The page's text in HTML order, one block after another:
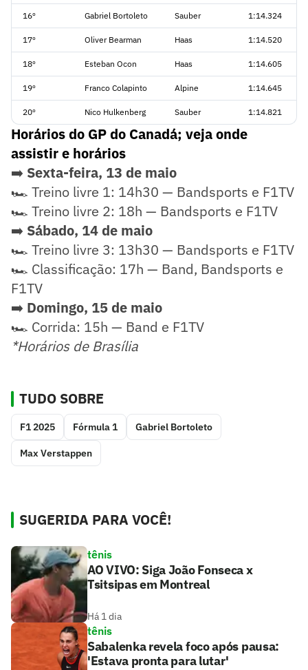
16º Gabriel Bortoleto Sauber 1:14.324
17º Oliver Bearman Haas 1:14.520
18º Esteban Ocon Haas 1:14.605
19º Franco Colapinto Alpine 1:14.645
20º Nico Hulkenberg Sauber 1:14.821
Horários do GP do Canadá; veja onde
assistir e horários
➡️ Sexta-feira, 13 de maio
🏎️ Treino livre 1: 14h30 — Bandsports e F1TV
🏎️ Treino livre 2: 18h — Bandsports e F1TV
➡️ Sábado, 14 de maio
🏎️ Treino livre 3: 13h30 — Bandsports e F1TV
🏎️ Classificação: 17h — Band, Bandsports e
F1TV
➡️ Domingo, 15 de maio
🏎️ Corrida: 15h — Band e F1TV
*Horários de Brasília
TUDO SOBRE
F1 2025 Fórmula 1 Gabriel Bortoleto
Max Verstappen
SUGERIDA PARA VOCÊ!
tênis
AO VIVO: Siga João Fonseca x
Tsitsipas em Montreal
Há 1 dia
tênis
Sabalenka revela foco após pausa:
'Estava pronta para lutar'